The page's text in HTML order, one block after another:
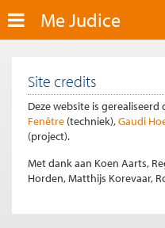
Me Judice
Site credits
Deze website is
Fenêtre (techniek),Gaudi
(project).
Met dank aan Koen Aarts,
Horden, Matthijs Korevaar,